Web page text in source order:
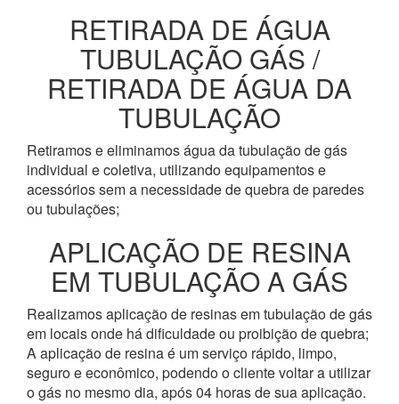
RETIRADA DE ÁGUA
TUBULAÇÃO GÁS /
RETIRADA DE ÁGUA DA
TUBULAÇÃO
Retiramos e eliminamos água da tubulação de gás
individual e coletiva, utilizando equipamentos e
acessórios sem a necessidade de quebra de paredes
ou tubulações;
APLICAÇÃO DE RESINA
EM TUBULAÇÃO A GÁS
Realizamos aplicação de resinas em tubulação de gás
em locais onde há dificuldade ou proibição de quebra;
A aplicação de resina é um serviço rápido, limpo,
seguro e econômico, podendo o cliente voltar a utilizar
o gás no mesmo dia, após 04 horas de sua aplicação.